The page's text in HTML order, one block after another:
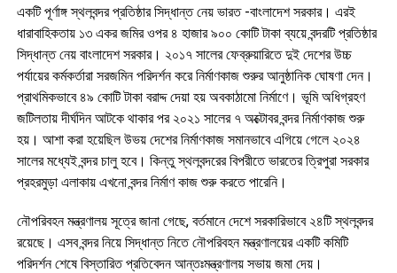
একটি পূর্ণাঙ্গ স্থলবন্দর প্রতিষ্ঠার সিদ্ধান্ত নেয় ভারত -বাংলাদেশ সরকার। এরই
ধারাবাহিকতায় ১৩ একর জমির ওপর ৪ হাজার ৯০০ কোটি টাকা ব্যয়ে বন্দরটি প্রতিষ্ঠার
সিদ্ধান্ত নেয় বাংলাদেশ সরকার। ২০১৭ সালের ফেব্রুয়ারিতে দুই দেশের উচ্চ
পর্যায়ের কর্মকর্তারা সরজমিন পরিদর্শন করে নির্মাণকাজ শুরুর আনুষ্ঠানিক ঘোষণা দেন।
প্রাথমিকভাবে ৪৯ কোটি টাকা বরাদ্দ দেয়া হয় অবকাঠামো নির্মাণে। ভূমি অধিগ্রহণ
জটিলতায় দীর্ঘদিন আটকে থাকার পর ২০২১ সালের ৭ অক্টোবর বন্দর নির্মাণকাজ শুরু
হয়। আশা করা হয়েছিল উভয় দেশের নির্মাণকাজ সমানভাবে এগিয়ে গেলে ২০২৪
সালের মধ্যেই বন্দর চালু হবে। কিন্তু স্থলবন্দরের বিপরীতে ভারতের ত্রিপুরা সরকার
প্রহরমুড়া এলাকায় এখনো বন্দর নির্মাণ কাজ শুরু করতে পারেনি।
নৌপরিবহন মন্ত্রণালয় সূত্রে জানা গেছে, বর্তমানে দেশে সরকারিভাবে ২৪টি স্থলবন্দর
রয়েছে। এসব বন্দর নিয়ে সিদ্ধান্ত নিতে নৌপরিবহন মন্ত্রণালয়ের একটি কমিটি
পরিদর্শন শেষে বিস্তারিত প্রতিবেদন আন্তঃমন্ত্রণালয় সভায় জমা দেয়।